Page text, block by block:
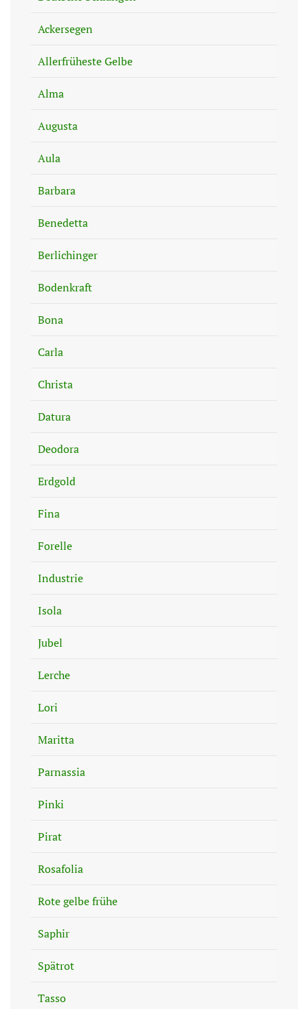
Ackersegen
Allerfrüheste Gelbe
Alma
Augusta
Aula
Barbara
Benedetta
Berlichinger
Bodenkraft
Bona
Carla
Christa
Datura
Deodora
Erdgold
Fina
Forelle
Industrie
Isola
Jubel
Lerche
Lori
Maritta
Parnassia
Pinki
Pirat
Rosafolia
Rote gelbe frühe
Saphir
Spätrot
Tasso